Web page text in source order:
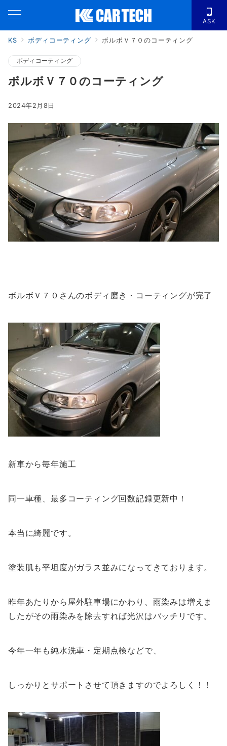
ASK
KS ボディコーティング ボルボＶ７０のコーティング
ボディコーティング
ボルボＶ７０のコーティング
2024年2月8日
ボルボＶ７０さんのボディ磨き・コーティングが完了
新車から毎年施工
同一車種、最多コーティング回数記録更新中！
本当に綺麗です。
塗装肌も平坦度がガラス並みになってきております。
昨年あたりから屋外駐車場にかわり、雨染みは増えま
したがその雨染みを除去すれば光沢はバッチリです。
今年一年も純水洗車・定期点検などで、
しっかりとサポートさせて頂きますのでよろしく！！